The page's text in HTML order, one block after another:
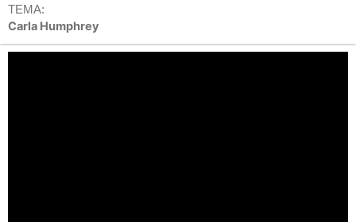
TEMA:
Carla Humphrey